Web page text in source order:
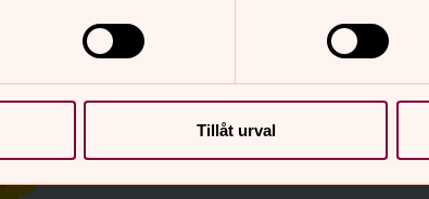
Tillåt urval